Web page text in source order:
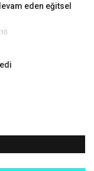
eden eğitsel
10